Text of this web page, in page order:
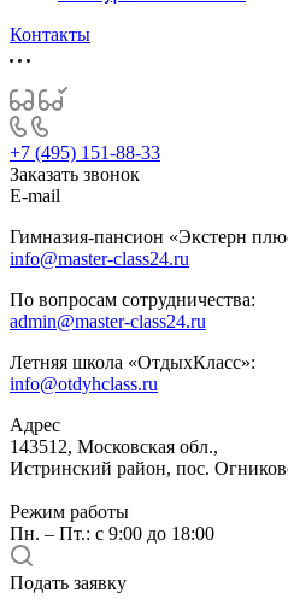
Контакты
+7 (495) 151-88-33
Заказать звонок
E-mail
Гимназия-пансион «Экстерн
info@master-class24.ru
По вопросам сотрудничества:
admin@master-class24.ru
Летняя школа «ОтдыхКласс»:
info@otdyhclass.ru
Адрес
143512, Московская обл.,
Истринский район, пос.
Режим работы
Пн. – Пт.: с 9:00 до 18:00
Подать заявку